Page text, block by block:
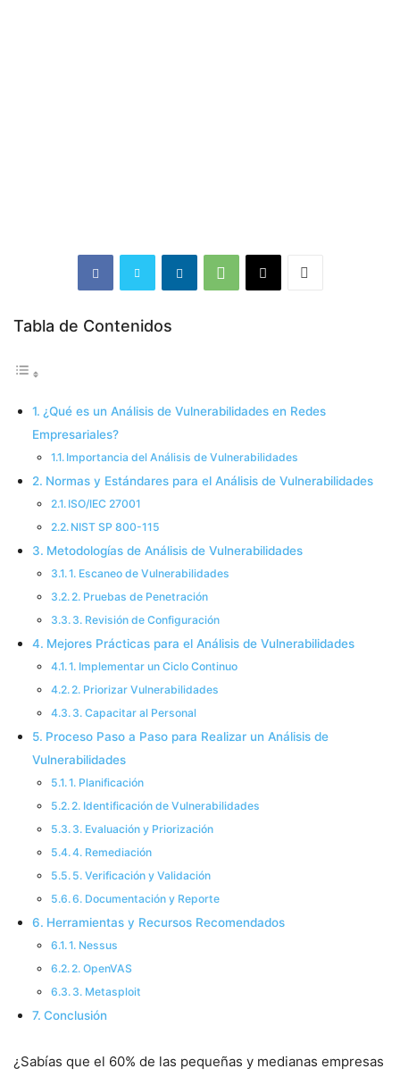
Tabla de Contenidos
¿Qué es un Análisis de Vulnerabilidades en Redes
Empresariales?
Importancia del Análisis de Vulnerabilidades
Normas y Estándares para el Análisis de Vulnerabilidades
ISO/IEC 27001
NIST SP 800-115
Metodologías de Análisis de Vulnerabilidades
1. Escaneo de Vulnerabilidades
2. Pruebas de Penetración
3. Revisión de Configuración
Mejores Prácticas para el Análisis de Vulnerabilidades
1. Implementar un Ciclo Continuo
2. Priorizar Vulnerabilidades
3. Capacitar al Personal
Proceso Paso a Paso para Realizar un Análisis de
Vulnerabilidades
1. Planificación
2. Identificación de Vulnerabilidades
3. Evaluación y Priorización
4. Remediación
5. Verificación y Validación
6. Documentación y Reporte
Herramientas y Recursos Recomendados
1. Nessus
2. OpenVAS
3. Metasploit
Conclusión
¿Sabías que el 60% de las pequeñas y medianas empresas